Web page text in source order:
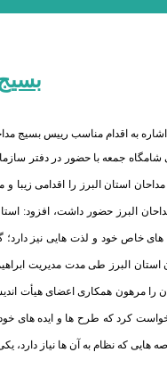
جمعه با حضور در دفتر
استان البرز را اقدامی
البرز حضور داشت، افزود:
خاص خود و لذت هایی نیز دارد؛
البرز طی مدت مدیریت
مرهون همکاری اعضای هیأت
هایی که نظام به آن ها نیاز